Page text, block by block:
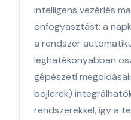
intelligens vezérlés
önfogyasztást: a
a rendszer
leghatékonyabban
gépészeti
bojlerek)
rendszerekkel, így a